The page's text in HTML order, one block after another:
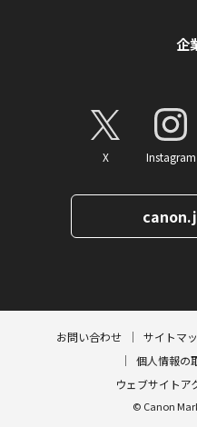
企
X Instagram
お問い合わせ サイトマ
個人情報の
ウェブサイトア
© Canon